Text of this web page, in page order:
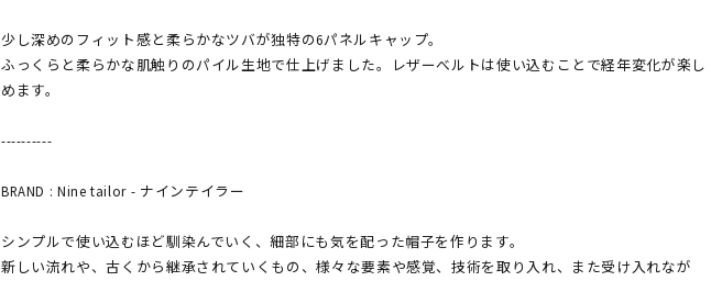
少し深めのフィット感と柔らかなツバが独特の6パネルキャップ。
ふっくらと柔らかな肌触りのパイル生地で仕上げました。レザーべルトは使い込むことで経年変化が楽し
めます。
----------
BRAND : Nine tailor - ナインテイラー
シンプルで使い込むほど馴染んでいく、細部にも気を配った帽子を作ります。
新しい流れや、古くから継承されていくもの、様々な要素や感覚、技術を取り入れ、また受け入れなが